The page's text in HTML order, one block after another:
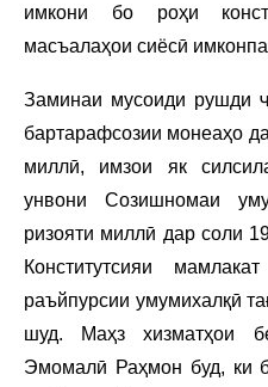
имкони бо роҳи
масъалаҳои сиёсӣ
Заминаи мусоиди рушди
бартарафсозии монеаҳо
миллӣ, имзои як
унвони Созишномаи
ризояти миллӣ дар соли
Конститутсияи
раъйпурсии умумихалқӣ
шуд. Маҳз хизматҳои
Эмомалӣ Раҳмон буд, ки